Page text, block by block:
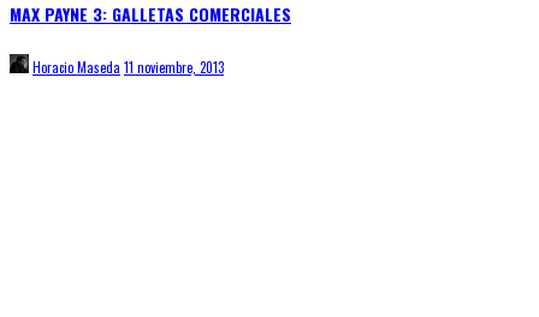
MAX PAYNE 3: GALLETAS COMERCIALES
Horacio Maseda 11 noviembre, 2013